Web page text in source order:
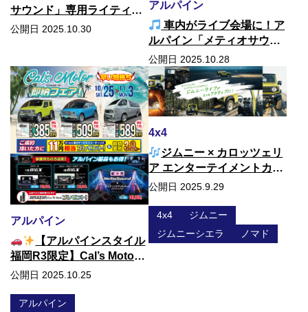
サウンド」専用ライティン
ググリルキット：サウンド
公開日 2025.10.30
アルパイン
車内がライブ会場に！ア
ルパイン「メティオサウン
ド」で音楽体験を革命的に
変える
公開日 2025.10.28
アルパイン
【アルパインスタイル
福岡R3限定】Cal’s Motor
即納フェア開催中
公開日 2025.10.25
アルパイン
4x4
ジムニー × カロッツェリ
ア エンターテイメントカス
タム
公開日 2025.9.29
4x4
ジムニー
ジムニーシエラ
ノマド